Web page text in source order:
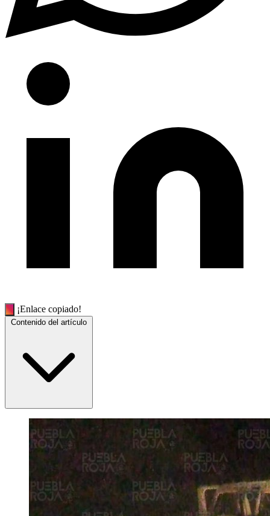
¡Enlace copiado!
Contenido del artículo